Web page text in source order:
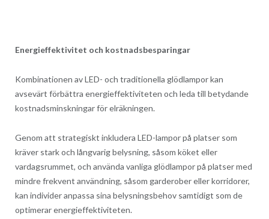
Energieffektivitet och kostnadsbesparingar
Kombinationen av LED- och traditionella glödlampor kan
avsevärt förbättra energieffektiviteten och leda till betydande
kostnadsminskningar för elräkningen.
Genom att strategiskt inkludera LED-lampor på platser som
kräver stark och långvarig belysning, såsom köket eller
vardagsrummet, och använda vanliga glödlampor på platser med
mindre frekvent användning, såsom garderober eller korridorer,
kan individer anpassa sina belysningsbehov samtidigt som de
optimerar energieffektiviteten.